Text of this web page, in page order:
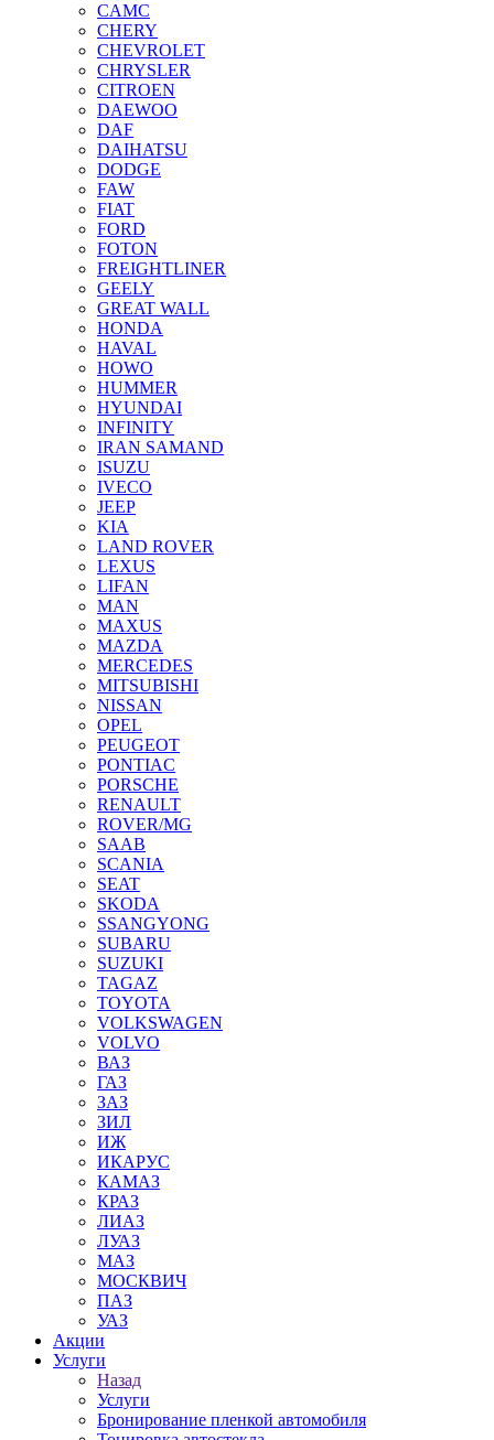
CAMC
CHERY
CHEVROLET
CHRYSLER
CITROEN
DAEWOO
DAF
DAIHATSU
DODGE
FAW
FIAT
FORD
FOTON
FREIGHTLINER
GEELY
GREAT WALL
HONDA
HAVAL
HOWO
HUMMER
HYUNDAI
INFINITY
IRAN SAMAND
ISUZU
IVECO
JEEP
KIA
LAND ROVER
LEXUS
LIFAN
MAN
MAXUS
MAZDA
MERCEDES
MITSUBISHI
NISSAN
OPEL
PEUGEOT
PONTIAC
PORSCHE
RENAULT
ROVER/MG
SAAB
SCANIA
SEAT
SKODA
SSANGYONG
SUBARU
SUZUKI
TAGAZ
TOYOTA
VOLKSWAGEN
VOLVO
ВАЗ
ГАЗ
ЗАЗ
ЗИЛ
ИЖ
ИКАРУС
КАМАЗ
КРАЗ
ЛИАЗ
ЛУАЗ
МАЗ
МОСКВИЧ
ПАЗ
УАЗ
Акции
Услуги
Назад
Услуги
Бронирование пленкой автомобиля